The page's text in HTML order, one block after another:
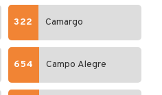
322 Camargo
654 Campo Alegre